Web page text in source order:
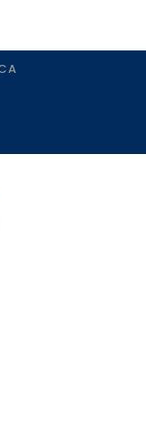
Registracija